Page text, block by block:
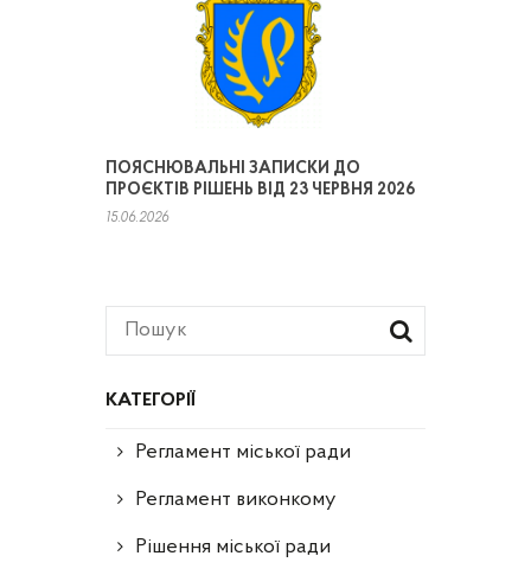
КАТЕГОРІЇ
Регламент міської ради
Регламент виконкому
Рішення міської ради
ПОЯСНЮВАЛЬНІ ЗАПИСКИ ДО
ПРОЄКТІВ РІШЕНЬ ВІД 23 ЧЕРВНЯ 2026
15.06.2026